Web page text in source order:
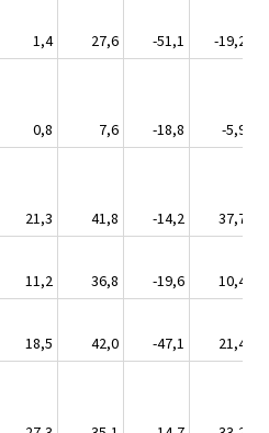
1,4 27,6 -51,1
-19,2
0,8 7,6 -18,8
-5,9
21,3 41,8 -14,2
37,7
11,2 36,8 -19,6
10,4
18,5 42,0 -47,1
21,4